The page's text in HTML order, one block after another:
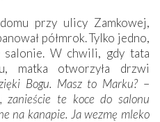
przy ulicy Zamkowej,
półmrok. Tylko jedno,
salonie. W chwili, gdy tata
matka otworzyła drzwi
Bogu. Masz to Marku? –
zanieście te koce do salonu
na kanapie. Ja wezmę mleko